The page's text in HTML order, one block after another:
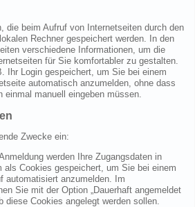
die beim Aufruf von Internetseiten durch den
Rechner gespeichert werden. In den
verschiedene Informationen, um die
für Sie komfortabler zu gestalten.
Ihr Login gespeichert, um Sie bei einem
automatisch anzumelden, ohne dass
einmal manuell eingeben müssen.
Zwecke ein:
werden Ihre Zugangsdaten in
als Cookies gespeichert, um Sie bei einem
automatisiert anzumelden. Im
Sie mit der Option „Dauerhaft angemeldet
diese Cookies angelegt werden sollen.